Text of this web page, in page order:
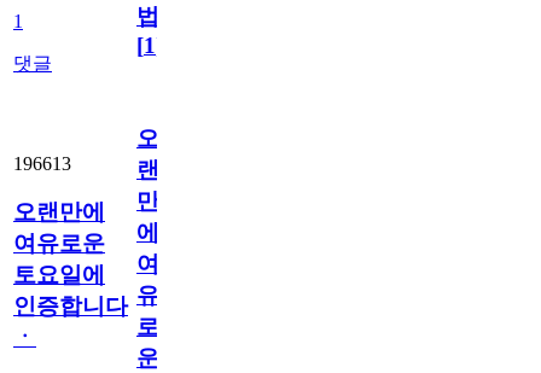
1
댓글
법
[1]
196613
오랜만에
여유로운
토요일에
인증합니다
ㆍ
오
랜
만
에
여
유
로
운